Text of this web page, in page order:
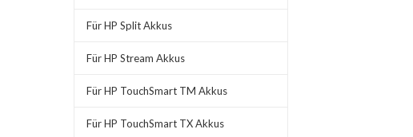
Für HP Split Akkus
Für HP Stream Akkus
Für HP TouchSmart TM Akkus
Für HP TouchSmart TX Akkus